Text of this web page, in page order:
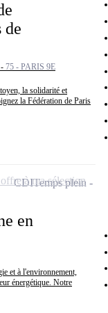
de
75 - PARIS 9E
la solidarité et
la Fédération de Paris
en
et à l'environnement,
énergétique. Notre
CDITemps plein
à ma sélection